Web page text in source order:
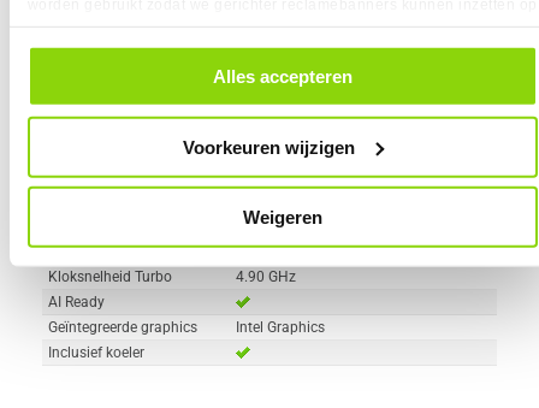
alle cookies. Je kunt je gegeven toestemming altijd intrekken, dit doe je
door in de footer van onze website te klikken op ‘Cookievoorkeuren’
Alles accepteren
Voorkeuren wijzigen
Weigeren
Merk
Intel
Intel Core Ultra Series 2
Processor Serie
Intel Core Ultra 5
10
Processor Snelheid
3.30 GHz
Kloksnelheid Turbo
4.90 GHz
AI Ready
Geïntegreerde graphics
Intel Graphics
Inclusief koeler